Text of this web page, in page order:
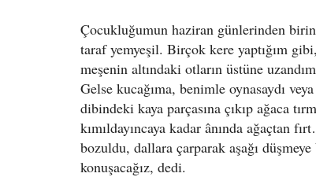
Çocukluğumun haziran günlerinden
taraf yemyeşil. Birçok kere yaptığım
meşenin altındaki otların üstüne
Gelse kucağıma, benimle oynasaydı
dibindeki kaya parçasına çıkıp ağaca
kımıldayıncaya kadar ânında ağaçtan
bozuldu, dallara çarparak aşağı
konuşacağız, dedi.